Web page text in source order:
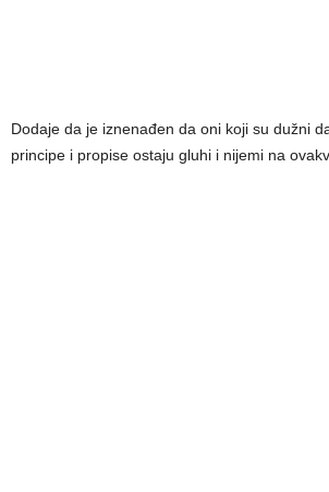
Dodaje da je iznenađen da oni koji su dužni
principe i propise ostaju gluhi i nijemi na